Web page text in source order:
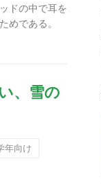
ドの中で耳を
めである。
、雪の
年向け